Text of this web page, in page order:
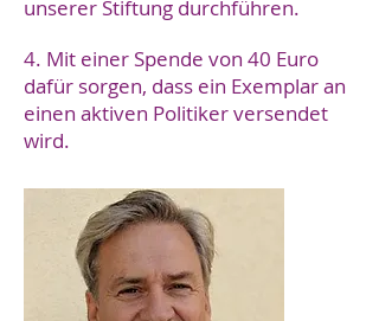
unserer Stiftung durchführen.
4. Mit einer Spende von 40 Euro
dafür sorgen, dass ein Exemplar an
einen aktiven Politiker versendet
wird.